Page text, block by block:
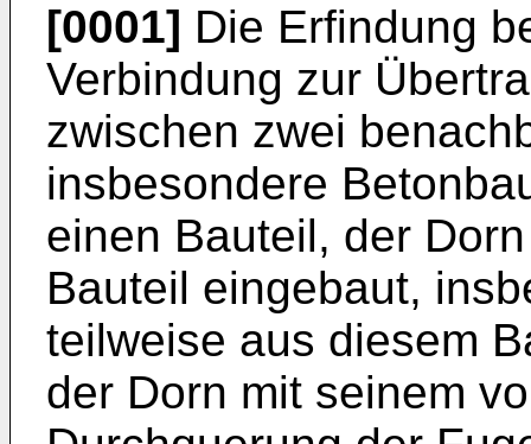
[0001] Die Erfindung
Verbindung zur
zwischen zwei
insbesondere
einen Bauteil, der
Bauteil eingebaut,
teilweise aus diesem
der Dorn mit seinem